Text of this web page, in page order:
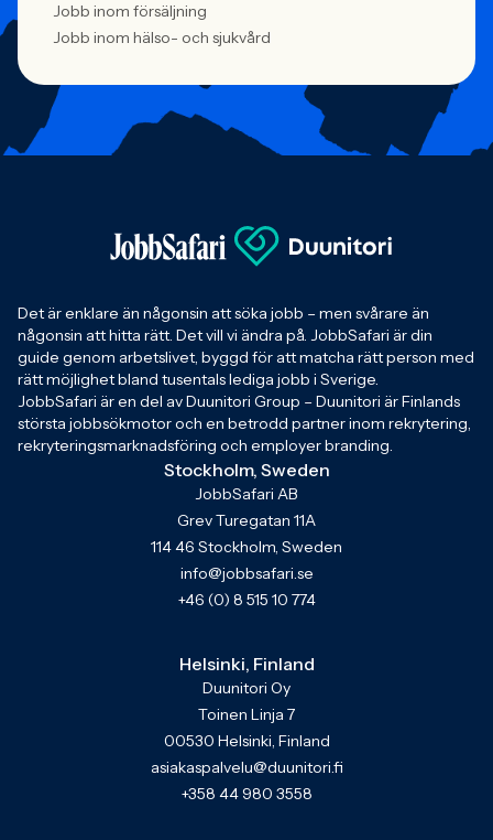
Jobb inom försäljning
Jobb inom hälso- och sjukvård
Det är enklare än någonsin att söka jobb – men svårare än
någonsin att hitta rätt. Det vill vi ändra på. JobbSafari är din
guide genom arbetslivet, byggd för att matcha rätt person med
rätt möjlighet bland tusentals lediga jobb i Sverige.
JobbSafari är en del av Duunitori Group – Duunitori är Finlands
största jobbsökmotor och en betrodd partner inom rekrytering,
rekryteringsmarknadsföring och employer branding.
Stockholm, Sweden
JobbSafari AB
Grev Turegatan 11A
114 46 Stockholm, Sweden
info@jobbsafari.se
+46 (0) 8 515 10 774
Helsinki, Finland
Duunitori Oy
Toinen Linja 7
00530 Helsinki, Finland
asiakaspalvelu@duunitori.fi
+358 44 980 3558